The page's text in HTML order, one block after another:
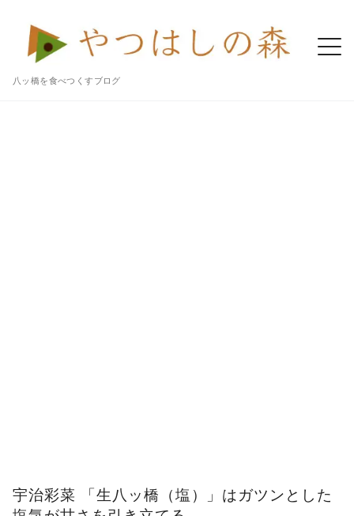
八ッ橋を食べつくすブログ
宇治彩菜 「生八ッ橋（塩）」はガツンとした